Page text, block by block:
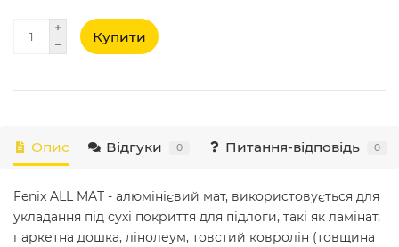
Купити
Опис Відгуки 0 Питання-відповідь 0
Fenix ALL MAT - алюмінієвий мат, використовується для
укладання під сухі покриття для підлоги, такі як ламінат,
паркетна дошка, лінолеум, товстий ковролін (товщина